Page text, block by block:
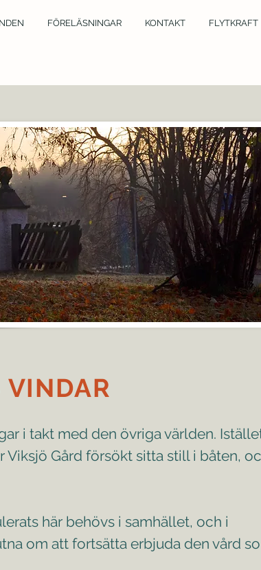
FÖRELÄSNINGAR KONTAKT FLYTKRAFT
VINDAR
i takt med den övriga världen.
Viksjö Gård försökt sitta still i båten,
här behövs i samhället, och i
om att fortsätta erbjuda den vård